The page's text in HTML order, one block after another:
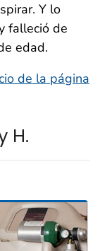
Y lo
falleció de
edad.
de la página
H.